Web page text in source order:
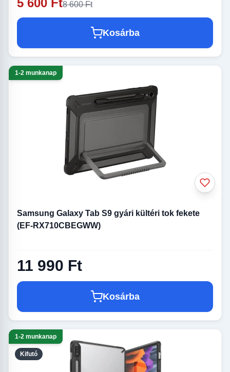
8 600 Ft
Kosárba
1-2 munkanap
Samsung Galaxy Tab S9 gyári kültéri tok fekete
(EF-RX710CBEGWW)
11 990 Ft
Kosárba
Kifutó
1-2 munkanap